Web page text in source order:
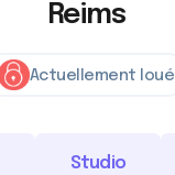
Reims
Actuellement loué
Studio